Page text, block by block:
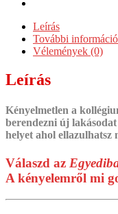
Leírás
További
Vélemények (0)
Leírás
Kényelmetlen a
berendezni új
helyet ahol ellazulhatsz
Válaszd az
A kényelemről mi